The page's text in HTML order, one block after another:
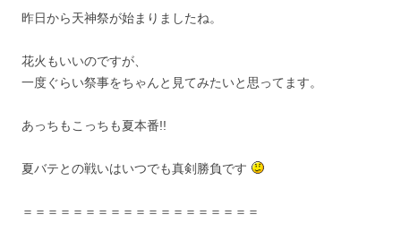
昨日から天神祭が始まりましたね。
花火もいいのですが、
一度ぐらい祭事をちゃんと見てみたいと思ってます。
あっちもこっちも夏本番!!
夏バテとの戦いはいつでも真剣勝負です
＝＝＝＝＝＝＝＝＝＝＝＝＝＝＝＝＝＝＝